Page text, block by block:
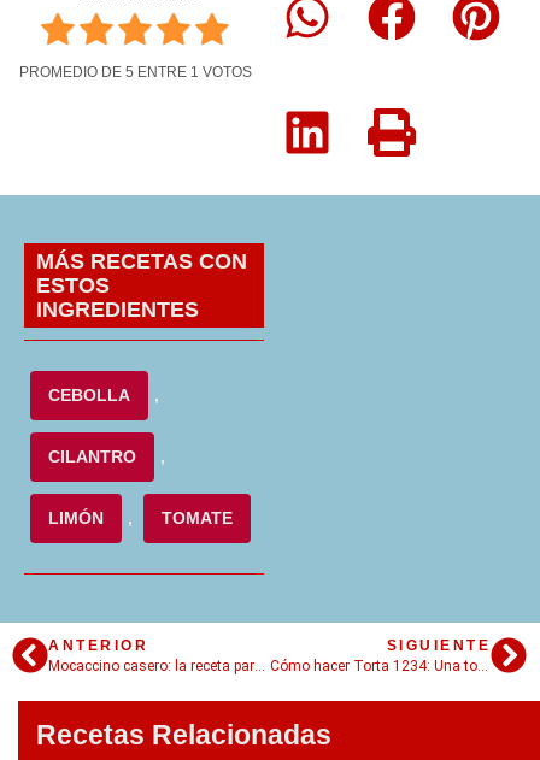
PROMEDIO DE 5 ENTRE 1 VOTOS
MÁS RECETAS CON
ESTOS
INGREDIENTES
CEBOLLA ,
CILANTRO ,
LIMÓN , TOMATE
ANTERIOR
SIGUIENTE
Cómo hacer Torta 1234: Una torta difícil de olvidar
Recetas Relacionadas